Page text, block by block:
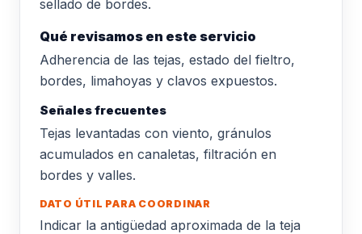
sellado de bordes.
Qué revisamos en este servicio
Adherencia de las tejas, estado del fieltro,
bordes, limahoyas y clavos expuestos.
Señales frecuentes
Tejas levantadas con viento, gránulos
acumulados en canaletas, filtración en
bordes y valles.
DATO ÚTIL PARA COORDINAR
Indicar la antigüedad aproximada de la teja